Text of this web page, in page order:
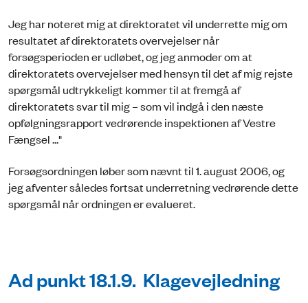
Jeg har noteret mig at direktoratet vil underrette mig om
resultatet af direktoratets overvejelser når
forsøgsperioden er udløbet, og jeg anmoder om at
direktoratets overvejelser med hensyn til det af mig rejste
spørgsmål udtrykkeligt kommer til at fremgå af
direktoratets svar til mig – som vil indgå i den næste
opfølgningsrapport vedrørende inspektionen af Vestre
Fængsel ..."
Forsøgsordningen løber som nævnt til 1. august 2006, og
jeg afventer således fortsat underretning vedrørende dette
spørgsmål når ordningen er evalueret.
Ad punkt 18.1.9. Klagevejledning